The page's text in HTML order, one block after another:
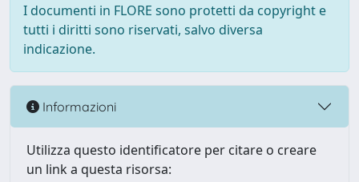
I documenti in FLORE sono protetti da copyright e
tutti i diritti sono riservati, salvo diversa
indicazione.
Informazioni
Utilizza questo identificatore per citare o creare
un link a questa risorsa: